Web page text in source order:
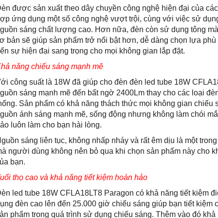
được sản xuất theo dây chuyền công nghệ hiện đại của
ứng dụng một số công nghệ vượt trội, cùng với việc sử
sáng chất lượng cao. Hơn nữa, đèn còn sử dụng tông
bản sẽ giúp sản phẩm trở nổi bật hơn, dễ dàng chọn lựa
sự hiện đại sang trọng cho mọi không gian lắp đặt.
năng chiếu sáng mạnh mẽ
công suất là 18W đã giúp cho đèn đèn led tube 18W
sáng mạnh mẽ đến bất ngờ 2400Lm thay cho các loại
Sản phẩm có khả năng thách thức mọi không gian chiếu
ánh sáng mạnh mẽ, sống động nhưng không làm chói
luôn làm cho bạn hài lòng.
sáng liên tục, không nhấp nháy và rất êm dịu là một
người dùng không nên bỏ qua khi chọn sản phẩm này cho
bạn.
thọ cao và khả năng tiết kiệm hoàn hảo
led tube 18W CFLA18LT8 Paragon có khả năng tiết kiệm
đèn cao lên đến 25.000 giờ chiếu sáng giúp bạn tiết kiệm
phẩm trong quá trình sử dụng chiếu sáng. Thêm vào đó